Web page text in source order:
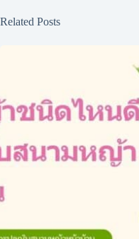
Related Posts